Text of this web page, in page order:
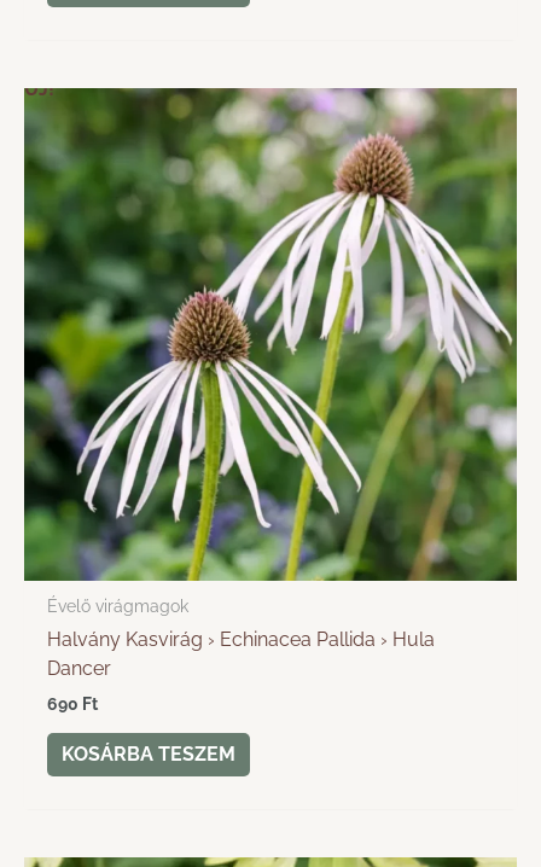
ÚJ!
Évelő virágmagok
Halvány Kasvirág › Echinacea Pallida › Hula
Dancer
690 Ft
KOSÁRBA TESZEM